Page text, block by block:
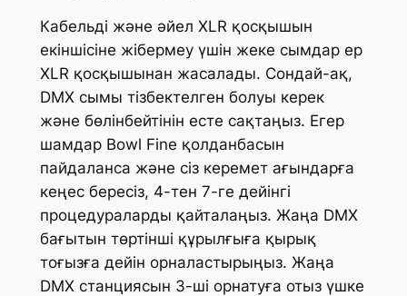
Кабельді және әйел XLR қосқышын
екіншісіне жібермеу үшін жеке сымдар ер
XLR қосқышынан жасалады. Сондай-ақ,
DMX сымы тізбектелген болуы керек
және бөлінбейтінін есте сақтаңыз. Егер
шамдар Bowl Fine қолданбасын
пайдаланса және сіз керемет ағындарға
кеңес бересіз, 4-тен 7-ге дейінгі
процедураларды қайталаңыз. Жаңа DMX
бағытын төртінші құрылғыға қырық
тоғызға дейін орналастырыңыз. Жаңа
DMX станциясын 3-ші орнатуға отыз үшке